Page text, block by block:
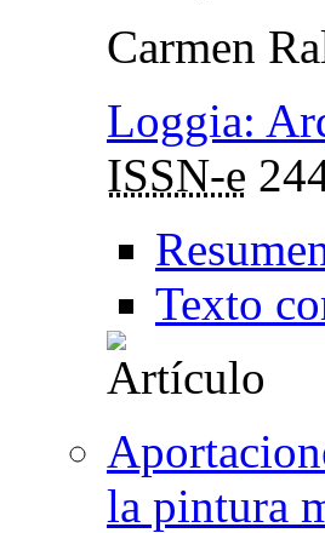
Carmen
Loggia:
ISSN-e
Texto
la pintura